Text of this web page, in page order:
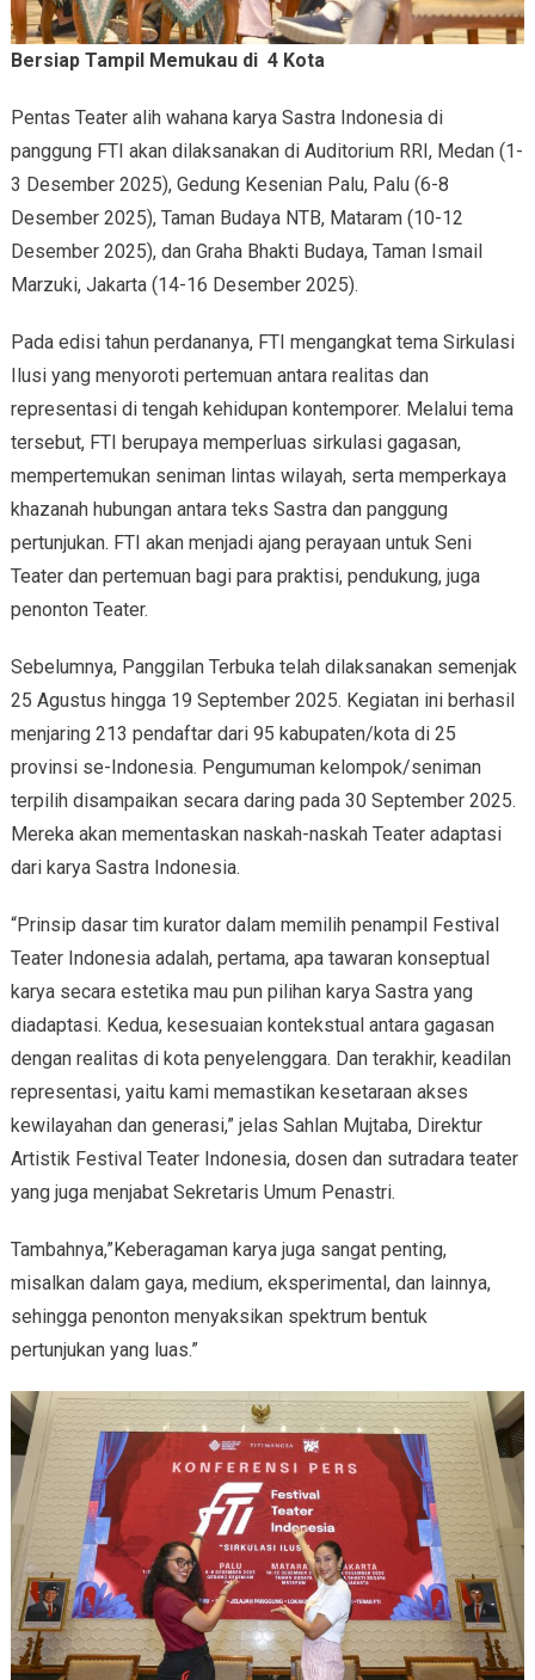
Bersiap Tampil Memukau di 4 Kota
Pentas Teater alih wahana karya Sastra Indonesia di
panggung FTI akan dilaksanakan di Auditorium RRI, Medan (1-
3 Desember 2025), Gedung Kesenian Palu, Palu (6-8
Desember 2025), Taman Budaya NTB, Mataram (10-12
Desember 2025), dan Graha Bhakti Budaya, Taman Ismail
Marzuki, Jakarta (14-16 Desember 2025).
Pada edisi tahun perdananya, FTI mengangkat tema Sirkulasi
Ilusi yang menyoroti pertemuan antara realitas dan
representasi di tengah kehidupan kontemporer. Melalui tema
tersebut, FTI berupaya memperluas sirkulasi gagasan,
mempertemukan seniman lintas wilayah, serta memperkaya
khazanah hubungan antara teks Sastra dan panggung
pertunjukan. FTI akan menjadi ajang perayaan untuk Seni
Teater dan pertemuan bagi para praktisi, pendukung, juga
penonton Teater.
Sebelumnya, Panggilan Terbuka telah dilaksanakan semenjak
25 Agustus hingga 19 September 2025. Kegiatan ini berhasil
menjaring 213 pendaftar dari 95 kabupaten/kota di 25
provinsi se-Indonesia. Pengumuman kelompok/seniman
terpilih disampaikan secara daring pada 30 September 2025.
Mereka akan mementaskan naskah-naskah Teater adaptasi
dari karya Sastra Indonesia.
“Prinsip dasar tim kurator dalam memilih penampil Festival
Teater Indonesia adalah, pertama, apa tawaran konseptual
karya secara estetika mau pun pilihan karya Sastra yang
diadaptasi. Kedua, kesesuaian kontekstual antara gagasan
dengan realitas di kota penyelenggara. Dan terakhir, keadilan
representasi, yaitu kami memastikan kesetaraan akses
kewilayahan dan generasi,” jelas Sahlan Mujtaba, Direktur
Artistik Festival Teater Indonesia, dosen dan sutradara teater
yang juga menjabat Sekretaris Umum Penastri.
Tambahnya,”Keberagaman karya juga sangat penting,
misalkan dalam gaya, medium, eksperimental, dan lainnya,
sehingga penonton menyaksikan spektrum bentuk
pertunjukan yang luas.”